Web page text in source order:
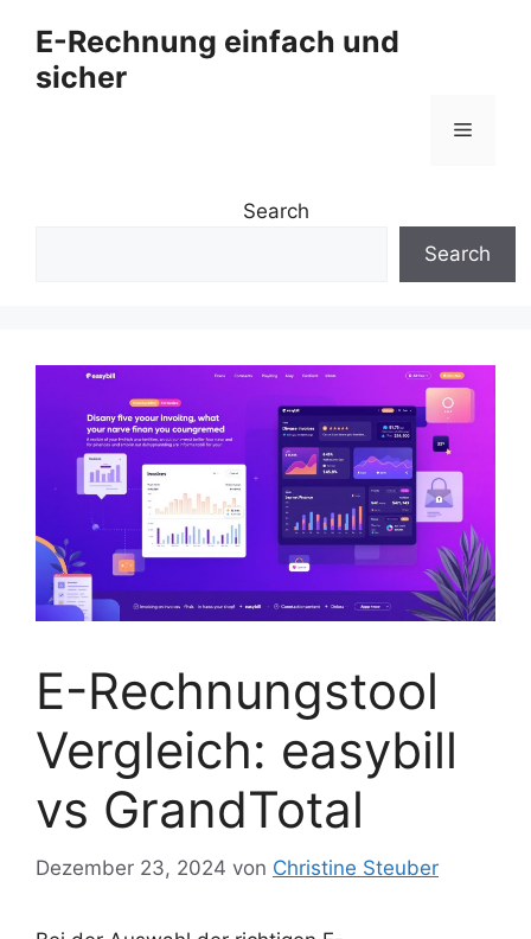
Inhalt
springen
E-Rechnung einfach und
sicher
Menü
Search
Search
E-Rechnungstool
Vergleich: easybill
vs GrandTotal
Dezember 23, 2024 von Christine Steuber